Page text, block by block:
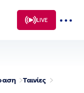
LIVE
Ταινίες